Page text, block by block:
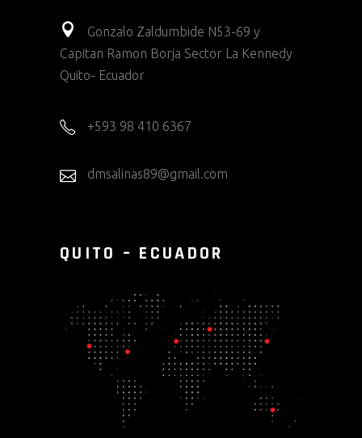
Gonzalo Zaldumbide N53-69 y
Capitan Ramon Borja Sector La Kennedy
Quito- Ecuador
+593 98 410 6367
dmsalinas89@gmail.com
QUITO – ECUADOR